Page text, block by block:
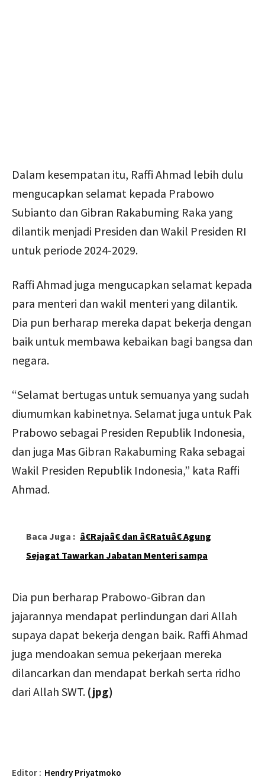
Dalam kesempatan itu, Raffi Ahmad lebih dulu
mengucapkan selamat kepada Prabowo
Subianto dan Gibran Rakabuming Raka yang
dilantik menjadi Presiden dan Wakil Presiden RI
untuk periode 2024-2029.
Raffi Ahmad juga mengucapkan selamat kepada
para menteri dan wakil menteri yang dilantik.
Dia pun berharap mereka dapat bekerja dengan
baik untuk membawa kebaikan bagi bangsa dan
negara.
“Selamat bertugas untuk semuanya yang sudah
diumumkan kabinetnya. Selamat juga untuk Pak
Prabowo sebagai Presiden Republik Indonesia,
dan juga Mas Gibran Rakabuming Raka sebagai
Wakil Presiden Republik Indonesia,” kata Raffi
Ahmad.
Baca Juga : â€Rajaâ€ dan â€Ratuâ€ Agung
Sejagat Tawarkan Jabatan Menteri sampa
Dia pun berharap Prabowo-Gibran dan
jajarannya mendapat perlindungan dari Allah
supaya dapat bekerja dengan baik. Raffi Ahmad
juga mendoakan semua pekerjaan mereka
dilancarkan dan mendapat berkah serta ridho
dari Allah SWT. (jpg)
Editor : Hendry Priyatmoko